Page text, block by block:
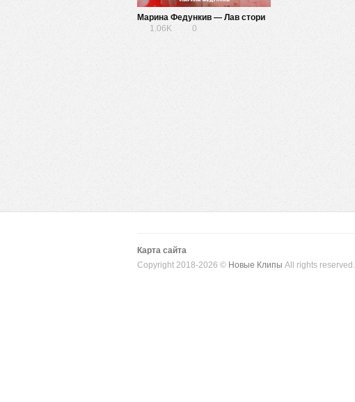
Марина Федункив — Лав стори
1.06K
0
Карта сайта
Copyright 2018-2026 © Новые Клипы All rights reserved.